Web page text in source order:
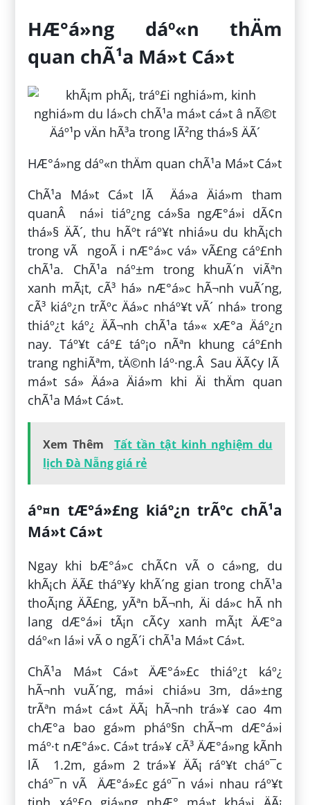
HÆ°á»ng dáº«n thÄm
quan chÃ¹a Má»t Cá»t
HÆ°á»ng dáº«n thÄm quan chÃ¹a Má»t Cá»t
ChÃ¹a Má»t Cá»t lÃ Äá»a Äiá»m tham
quanÂ ná»i tiáº¿ng cá»§a ngÆ°á»i dÃ¢n
thá»§ ÄÃ´, thu hÃºt ráº¥t nhiá»u du khÃ¡ch
trong vÃ ngoÃ i nÆ°á»c vá» vÃ£ng cáº£nh
chÃ¹a. ChÃ¹a náº±m trong khuÃ´n viÃªn
xanh mÃ¡t, cÃ³ há» nÆ°á»c hÃ¬nh vuÃ´ng,
cÃ³ kiáº¿n trÃºc Äá»c nháº¥t vÃ´ nhá» trong
thiáº¿t káº¿ ÄÃ¬nh chÃ¹a tá»« xÆ°a Äáº¿n
nay. Táº¥t cáº£ táº¡o nÃªn khung cáº£nh
trang nghiÃªm, tÄ©nh láº·ng.Â Sau ÄÃ¢y lÃ
má»t sá» Äá»a Äiá»m khi Äi thÄm quan
chÃ¹a Má»t Cá»t.
Xem Thêm
Tất tần tật kinh nghiệm du
lịch Đà Nẵng giá rẻ
áº¤n tÆ°á»£ng kiáº¿n trÃºc chÃ¹a
Má»t Cá»t
Ngay khi bÆ°á»c chÃ¢n vÃ o cá»ng, du
khÃ¡ch ÄÃ£ tháº¥y khÃ´ng gian trong chÃ¹a
thoÃ¡ng ÄÃ£ng, yÃªn bÃ¬nh, Äi dá»c hÃ nh
lang dÆ°á»i tÃ¡n cÃ¢y xanh mÃ¡t ÄÆ°a
dáº«n lá»i vÃ o ngÃ´i chÃ¹a Má»t Cá»t.
ChÃ¹a Má»t Cá»t ÄÆ°á»£c thiáº¿t káº¿
hÃ¬nh vuÃ´ng, má»i chiá»u 3m, dá»±ng
trÃªn má»t cá»t ÄÃ¡ hÃ¬nh trá»¥ cao 4m
chÆ°a bao gá»m pháº§n chÃ¬m dÆ°á»i
máº·t nÆ°á»c. Cá»t trá»¥ cÃ³ ÄÆ°á»ng kÃ­nh
lÃ 1.2m, gá»m 2 trá»¥ ÄÃ¡ ráº¥t cháº¯c
cháº¯n vÃ ÄÆ°á»£c gáº¯n vá»i nhau ráº¥t